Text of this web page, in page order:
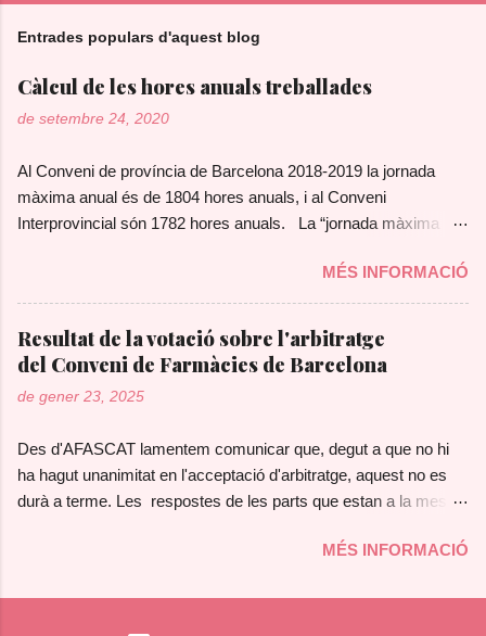
Entrades populars d'aquest blog
Càlcul de les hores anuals treballades
de setembre 24, 2020
Al Conveni de província de Barcelona 2018-2019 la jornada
màxima anual és de 1804 hores anuals, i al Conveni
Interprovincial són 1782 hores anuals. La “jornada màxima
com a hores extraordinàries o compensar en temps lliure ( en
el preu o el temps estipulat que marqui cada conveni). Si fas
menys hores anuals, les “deus” a l’ empresa. Per fer el Càlcul d
´hores Anuals -En primer lloc cal tenir en compte si fem jornada
de dividir les hores de jornada màxima anual entre dos, o
cal comptar les hores treballades, i no es compten els dies de
vacances, però sí que es compten com a hores treballades els
Permisos retribuïts com ara : dies de lliure disposició, permisos
per familiar ingressat, funerals etc ( Article 22. del Conveni de
prov. de Barcelona i Article 24. del Conveni Interpro...
MÉS INFORMACIÓ
Resultat de la votació sobre l'arbitratge
del Conveni de Farmàcies de Barcelona
de gener 23, 2025
Des d'AFASCAT lamentem comunicar que, degut a que no hi
ha hagut unanimitat en l'acceptació d'arbitratge, aquest no es
durà a terme. Les respostes de les parts que estan a la mesa
següents: AFASCAT: a favor de l'arbitratge ASATEF: a favor de
de Catalunya el resol com un No a l'arbitratge. Lamentem
MÉS INFORMACIÓ